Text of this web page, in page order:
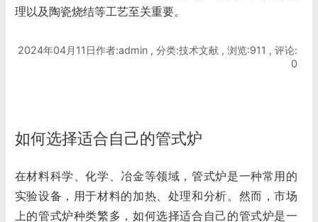
理以及陶瓷烧结等工艺至关重要。
2024年04月11日作者:admin , 分类:技术文献 , 浏览:911 , 评论:
0
如何选择适合自己的管式炉
在材料科学、化学、冶金等领域，管式炉是一种常用的
实验设备，用于材料的加热、处理和分析。然而，市场
上的管式炉种类繁多，如何选择适合自己的管式炉是一